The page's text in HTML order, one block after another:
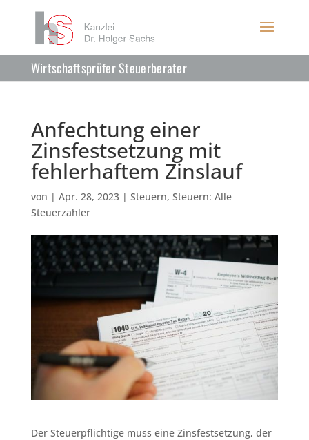
Wirtschaftsprüfer Steuerberater
Anfechtung einer
Zinsfestsetzung mit
fehlerhaftem Zinslauf
von | Apr. 28, 2023| Steuern, Steuern: Alle
Steuerzahler
Der Steuerpflichtige muss eine Zinsfestsetzung, der